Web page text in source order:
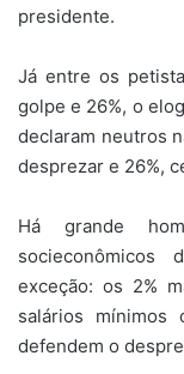
presidente.
Já entre os
golpe e 26%, o
declaram neutros
desprezar e 26%,
Há grande
socieconômicos
exceção: os 2%
salários
defendem o